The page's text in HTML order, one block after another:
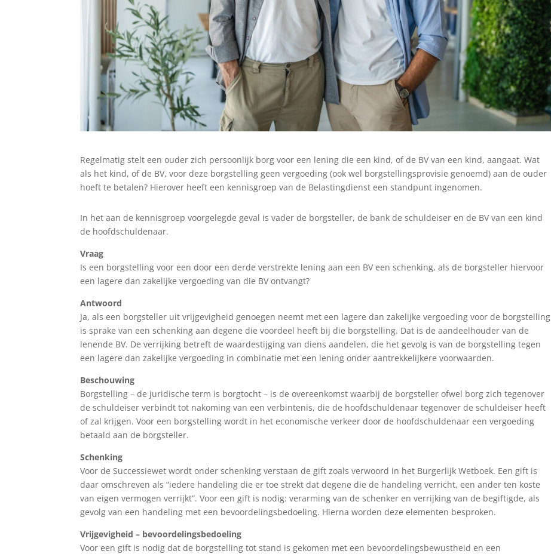
Regelmatig stelt een ouder zich persoonlijk borg voor een lening die een kind, of de BV van een kind, aangaat. Wat
als het kind, of de BV, voor deze borgstelling geen vergoeding (ook wel borgstellingsprovisie genoemd) aan de ouder
hoeft te betalen? Hierover heeft een kennisgroep van de Belastingdienst een standpunt ingenomen.
In het aan de kennisgroep voorgelegde geval is vader de borgsteller, de bank de schuldeiser en de BV van een kind
de hoofdschuldenaar.
Vraag
Is een borgstelling voor een door een derde verstrekte lening aan een BV een schenking, als de borgsteller hiervoor
een lagere dan zakelijke vergoeding van die BV ontvangt?
Antwoord
Ja, als een borgsteller uit vrijgevigheid genoegen neemt met een lagere dan zakelijke vergoeding voor de borgstelling
is sprake van een schenking aan degene die voordeel heeft bij die borgstelling. Dat is de aandeelhouder van de
lenende BV. De verrijking betreft de waardestijging van diens aandelen, die het gevolg is van de borgstelling tegen
een lagere dan zakelijke vergoeding in combinatie met een lening onder aantrekkelijkere voorwaarden.
Beschouwing
Borgstelling – de juridische term is borgtocht – is de overeenkomst waarbij de borgsteller ofwel borg zich tegenover
de schuldeiser verbindt tot nakoming van een verbintenis, die de hoofdschuldenaar tegenover de schuldeiser heeft
of zal krijgen. Voor een borgstelling wordt in het economische verkeer door de hoofdschuldenaar een vergoeding
betaald aan de borgsteller.
Schenking
Voor de Successiewet wordt onder schenking verstaan de gift zoals verwoord in het Burgerlijk Wetboek. Een gift is
daar omschreven als “iedere handeling die er toe strekt dat degene die de handeling verricht, een ander ten koste
van eigen vermogen verrijkt”. Voor een gift is nodig: verarming van de schenker en verrijking van de begiftigde, als
gevolg van een handeling met een bevoordelingsbedoeling. Hierna worden deze elementen besproken.
Vrijgevigheid – bevoordelingsbedoeling
Voor een gift is nodig dat de borgstelling tot stand is gekomen met een bevoordelingsbewustheid en een